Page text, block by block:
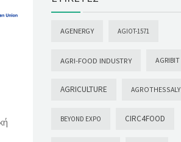
AGENERGY AGIOT-1571
AGRI-FOOD INDUSTRY AGRIBIT
AGRICULTURE AGROTHESSALY
BEYOND EXPO CIRC4FOOD